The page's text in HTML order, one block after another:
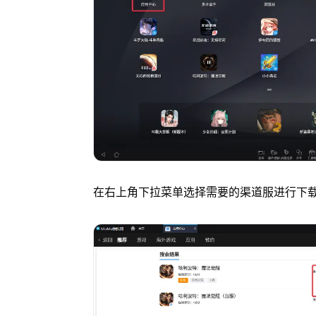
在右上角下拉菜单选择需要的渠道服进行下